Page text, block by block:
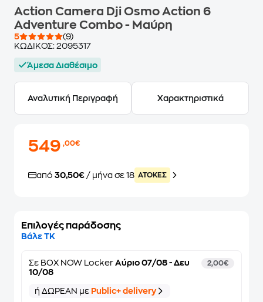
Action Camera Dji Osmo Action 6
Adventure Combo - Μαύρη
5
(9)
ΚΩΔΙΚΟΣ: 2095317
Άμεσα Διαθέσιμο
Αναλυτική Περιγραφή Χαρακτηριστικά
549,00€
από 30,50€ / μήνα σε 18 ATOKEΣ
Επιλογές παράδοσης
Βάλε ΤΚ
Σε BOX NOW Locker Αύριο 07/08 - Δευ
10/08
2,00€
ή ΔΩΡΕΑΝ με Public+ delivery